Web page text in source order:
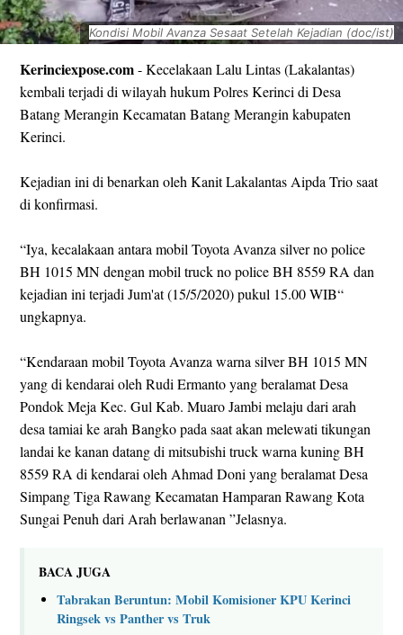
Kondisi Mobil Avanza Sesaat Setelah Kejadian (doc/ist)
Kerinciexpose.com- Kecelakaan Lalu Lintas (Lakalantas)
kembali terjadi di wilayah hukum Polres Kerinci di Desa
Batang Merangin Kecamatan Batang Merangin kabupaten
Kerinci.
Kejadian ini di benarkan oleh Kanit Lakalantas Aipda Trio saat
di konfirmasi.
“Iya, kecalakaan antara mobil Toyota Avanza silver no police
BH 1015 MN dengan mobil truck no police BH 8559 RA dan
kejadian ini terjadi Jum'at (15/5/2020) pukul 15.00 WIB“
ungkapnya.
“Kendaraan mobil Toyota Avanza warna silver BH 1015 MN
yang di kendarai oleh Rudi Ermanto yang beralamat Desa
Pondok Meja Kec. Gul Kab. Muaro Jambi melaju dari arah
desa tamiai ke arah Bangko pada saat akan melewati tikungan
landai ke kanan datang di mitsubishi truck warna kuning BH
8559 RA di kendarai oleh Ahmad Doni yang beralamat Desa
Simpang Tiga Rawang Kecamatan Hamparan Rawang Kota
Sungai Penuh dari Arah berlawanan ”Jelasnya.
BACA JUGA
Tabrakan Beruntun: Mobil Komisioner KPU Kerinci
Ringsek vs Panther vs Truk